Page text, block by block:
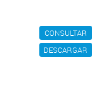
CONSULTAR
DESCARGAR